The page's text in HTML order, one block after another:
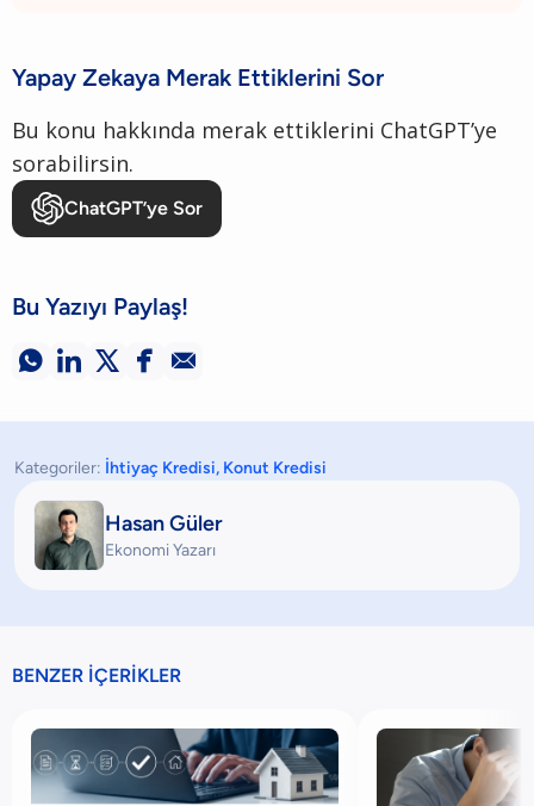
Yapay Zekaya Merak Ettiklerini Sor
Bu konu hakkında merak ettiklerini ChatGPT’ye
sorabilirsin.
ChatGPT’ye Sor
Bu Yazıyı Paylaş!
    
Kategoriler: İhtiyaç Kredisi, Konut Kredisi
Hasan Güler
Ekonomi Yazarı
BENZER İÇERİKLER